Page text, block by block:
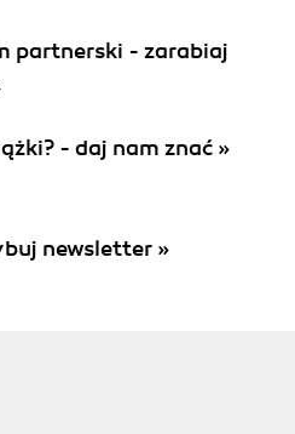
partnerski - zarabiaj
- daj nam znać »
newsletter »